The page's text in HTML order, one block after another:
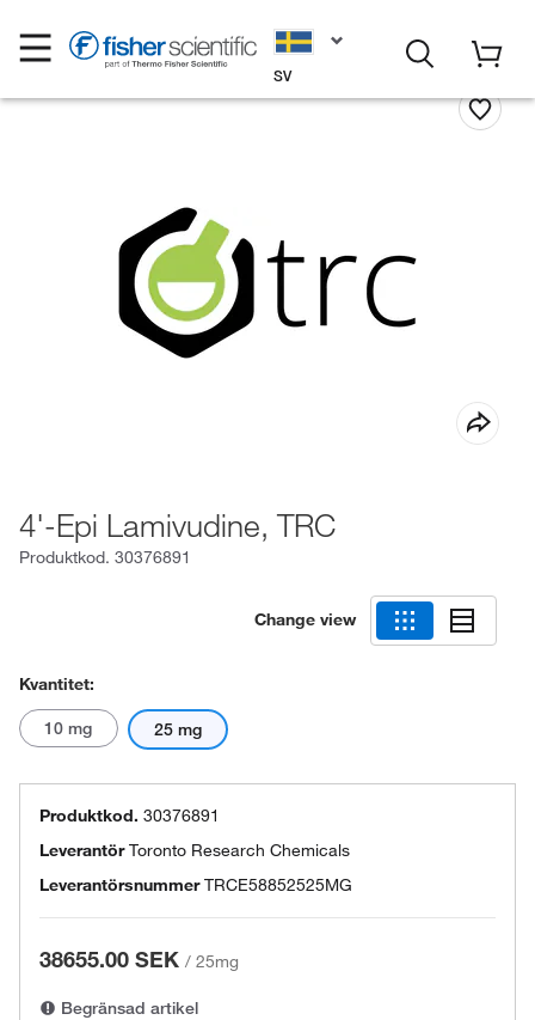
SV
4'-Epi Lamivudine, TRC
Produktkod. 30376891
Change view
Kvantitet:
10 mg 25 mg
Produktkod. 30376891
LeverantörToronto Research Chemicals
Leverantörsnummer TRCE58852525MG
38655.00 SEK / 25mg
Begränsad artikel